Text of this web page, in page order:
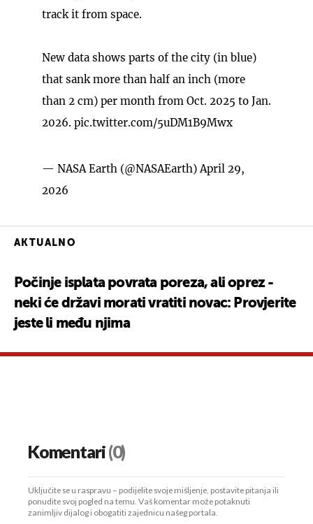
track it from space.
New data shows parts of the city (in blue)
that sank more than half an inch (more
than 2 cm) per month from Oct. 2025 to Jan.
2026. pic.twitter.com/5uDM1B9Mwx
— NASA Earth (@NASAEarth) April 29,
2026
AKTUALNO
Počinje isplata povrata poreza, ali oprez -
neki će državi morati vratiti novac: Provjerite
jeste li među njima
Komentari(0)
Uključite se u raspravu – podijelite svoje mišljenje, postavite pitanja ili
ponudite svoj pogled na temu. Vaš komentar može potaknuti
zanimljiv dijalog i obogatiti zajednicu našeg portala.